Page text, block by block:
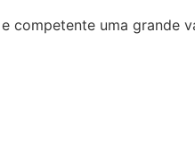
uma grande